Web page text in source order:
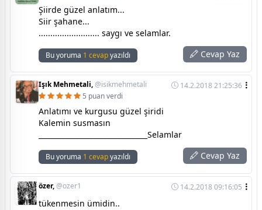
Şiirde güzel anlatım...
Siir şahane...
.......................... saygı ve selamlar.
Bu yoruma 1 cevapyazıldı Cevap Yaz
Işık Mehmetali,@isikmehmetali
14.2.2018 21:25:36
5 puan verdi
Anlatımı ve kurgusu güzel şiridi
Kalemin susmasın
_______________________________Selamlar
Bu yoruma 1 cevapyazıldı Cevap Yaz
özer,@ozer1 14.2.2018 09:16:05
tükenmesin ümidin..